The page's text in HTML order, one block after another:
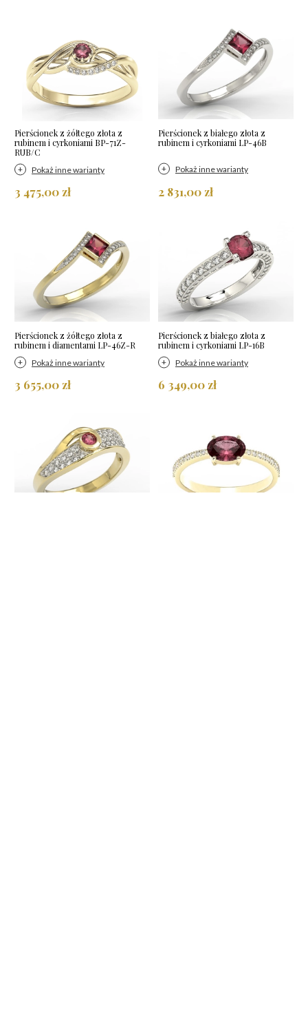
Pierścionek z żółtego złota z
rubinem i cyrkoniami BP-71Z-
RUB/C
Pokaż inne warianty
3 475,00 zł
Pierścionek z białego złota z
rubinem i cyrkoniami LP-46B
Pokaż inne warianty
2 831,00 zł
Pierścionek z żółtego złota z
rubinem i diamentami LP-46Z-R
Pokaż inne warianty
3 655,00 zł
Pierścionek z białego złota z
rubinem i cyrkoniami LP-16B
Pokaż inne warianty
6 349,00 zł